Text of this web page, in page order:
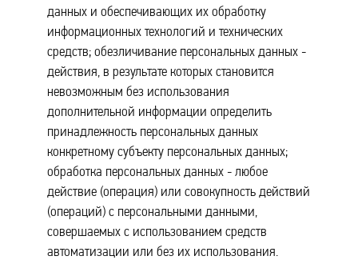
данных и обеспечивающих их обработку
информационных технологий и технических
средств; обезличивание персональных данных -
действия, в результате которых становится
невозможным без использования
дополнительной информации определить
принадлежность персональных данных
конкретному субъекту персональных данных;
обработка персональных данных - любое
действие (операция) или совокупность действий
(операций) с персональными данными,
совершаемых с использованием средств
автоматизации или без их использования.